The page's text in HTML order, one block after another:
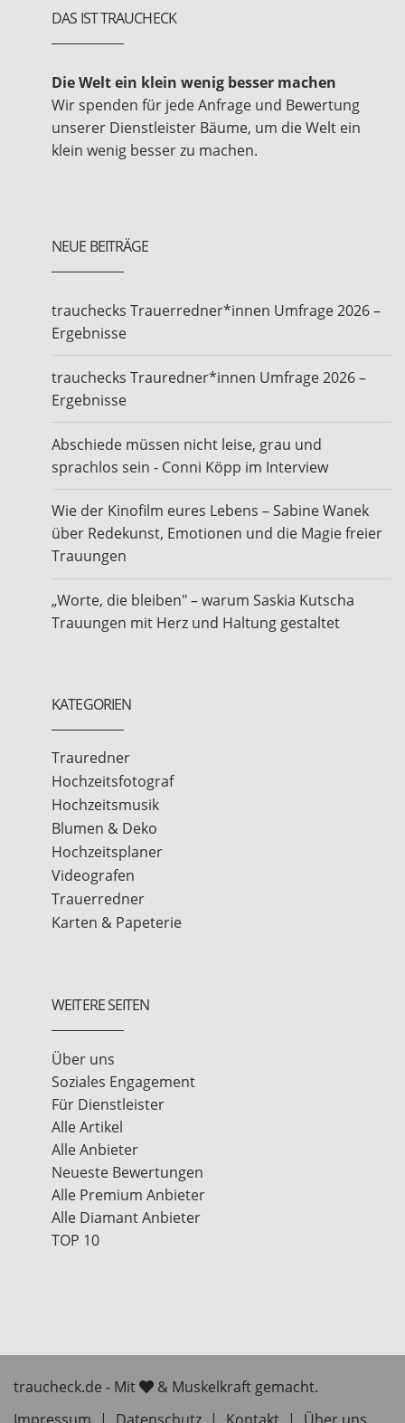
DAS IST TRAUCHECK
Die Welt ein klein wenig besser machen
Wir spenden für jede Anfrage und Bewertung
unserer Dienstleister Bäume, um die Welt ein
klein wenig besser zu machen.
NEUE BEITRÄGE
trauchecks Trauerredner*innen Umfrage 2026 –
Ergebnisse
trauchecks Trauredner*innen Umfrage 2026 –
Ergebnisse
Abschiede müssen nicht leise, grau und
sprachlos sein - Conni Köpp im Interview
Wie der Kinofilm eures Lebens – Sabine Wanek
über Redekunst, Emotionen und die Magie freier
Trauungen
„Worte, die bleiben" – warum Saskia Kutscha
Trauungen mit Herz und Haltung gestaltet
KATEGORIEN
Trauredner
Hochzeitsfotograf
Hochzeitsmusik
Blumen & Deko
Hochzeitsplaner
Videografen
Trauerredner
Karten & Papeterie
WEITERE SEITEN
Über uns
Soziales Engagement
Für Dienstleister
Alle Artikel
Alle Anbieter
Neueste Bewertungen
Alle Premium Anbieter
Alle Diamant Anbieter
TOP 10
traucheck.de - Mit
& Muskelkraft gemacht.